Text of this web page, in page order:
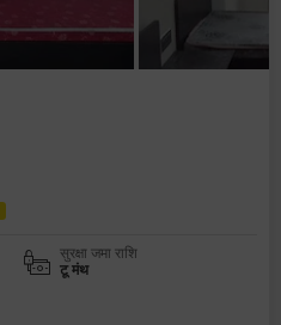
सुरक्षा जमा राशि
टू मंथ